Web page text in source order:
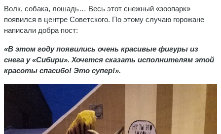
Волк, собака, лошадь… Весь этот снежный «зоопарк»
появился в центре Советского. По этому случаю горожане
написали добра пост:
«В этом году появились очень красивые фигуры из
снега у «Сибири». Хочется сказать исполнителям этой
красоты спасибо! Это супер!».